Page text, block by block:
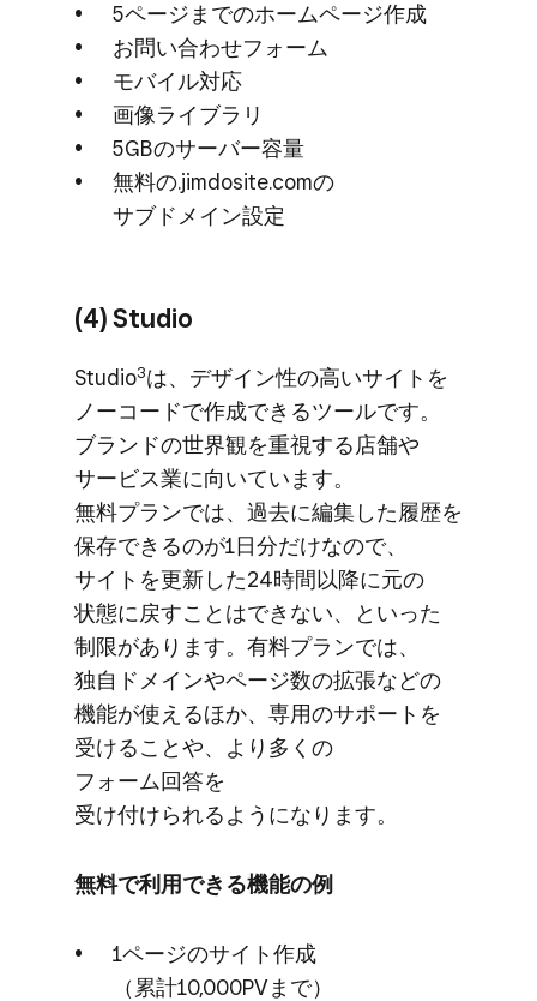
5ページまでの​ホームページ作成
お問い​合わせフォーム
モバイル対応
画像ライブラリ
5GBの​サーバー容量
無料の​.jimdosite.comの​
サブドメイン設定
(4) Studio
Studio3は、​デザ​イン性の​高い​サイトを​
ノーコードで​作成できる​ツールです。​
ブランドの​世界観を​重視する​店舗や​
サービス業に​向いています。​
無料プランでは、​過去に​編集した​履歴を​
保存できるのが​1日分だけなので、​
サイトを​更新した​24時間以降に​元の​
状態に​戻すことは​できない、といった​
制限が​あります。​有料プランでは、​
独自ドメインや​ページ数の​拡張などの​
機能が​使える​ほか、​専用の​サポートを​
受ける​ことや、​より​多くの​
フォーム回答を​
受け付けられるようになります。
無料で​​利用できる​​機能の​​例
1ページの​​サイト作成​
（累計10,000PVまで）